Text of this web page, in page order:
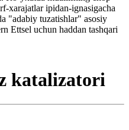
xarajatlar ipidan-ignasigacha
"adabiy tuzatishlar" asosiy
Ettsel uchun haddan tashqari
katalizatori